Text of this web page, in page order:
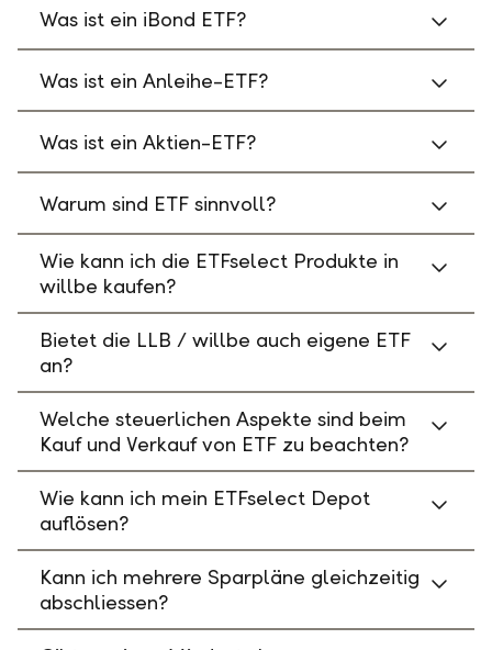
Was ist ein iBond ETF?
Was ist ein Anleihe-ETF?
Was ist ein Aktien-ETF?
Warum sind ETF sinnvoll?
Wie kann ich die ETFselect Produkte in
willbe kaufen?
Bietet die LLB / willbe auch eigene ETF
an?
Welche steuerlichen Aspekte sind beim
Kauf und Verkauf von ETF zu beachten?
Wie kann ich mein ETFselect Depot
auflösen?
Kann ich mehrere Sparpläne gleichzeitig
abschliessen?